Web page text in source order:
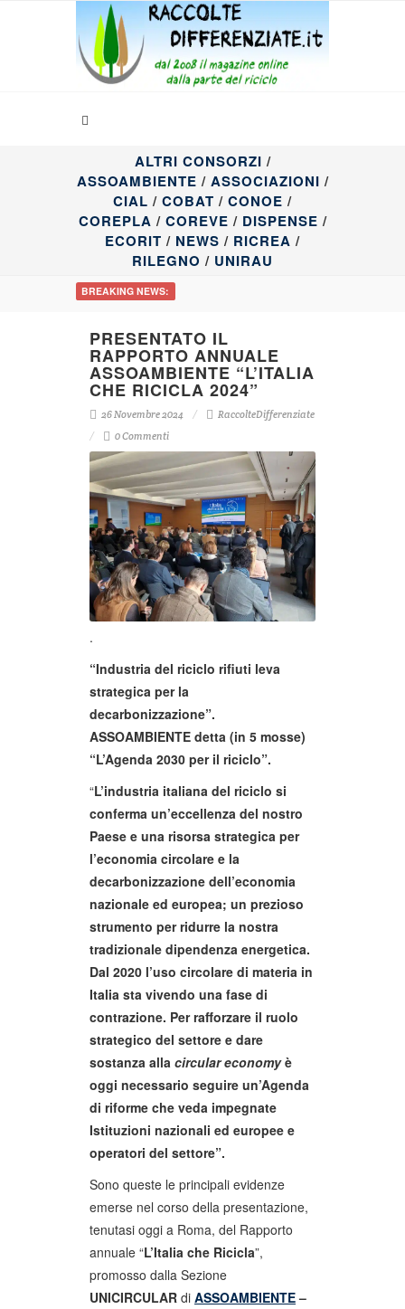
ALTRI CONSORZI /
ASSOAMBIENTE / ASSOCIAZIONI /
CIAL / COBAT / CONOE /
COREPLA / COREVE / DISPENSE /
ECORIT / NEWS / RICREA /
RILEGNO / UNIRAU
BREAKING NEWS:
PRESENTATO IL
RAPPORTO ANNUALE
ASSOAMBIENTE “L’ITALIA
CHE RICICLA 2024”
26 Novembre 2024
RaccolteDifferenziate
0 Commenti
.
“Industria del riciclo rifiuti leva
strategica per la
decarbonizzazione”.
ASSOAMBIENTE detta (in 5 mosse)
“L’Agenda 2030 per il riciclo”.
“L’industria italiana del riciclo si
conferma un’eccellenza del nostro
Paese e una risorsa strategica per
l’economia circolare e la
decarbonizzazione dell’economia
nazionale ed europea; un prezioso
strumento per ridurre la nostra
tradizionale dipendenza energetica.
Dal 2020 l’uso circolare di materia in
Italia sta vivendo una fase di
contrazione. Per rafforzare il ruolo
strategico del settore e dare
sostanza alla circular economyè
oggi necessario seguire un’Agenda
di riforme che veda impegnate
Istituzioni nazionali ed europee e
operatori del settore”.
Sono queste le principali evidenze
emerse nel corso della presentazione,
tenutasi oggi a Roma, del Rapporto
annuale “L’Italia che Ricicla”,
promosso dalla Sezione
UNICIRCULAR di ASSOAMBIENTE –